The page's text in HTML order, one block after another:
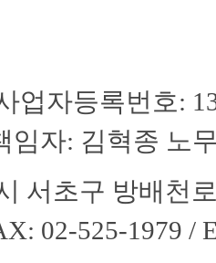
업자등록번호:
임자: 김혁종 노
서초구 방배천
02-525-1979 /